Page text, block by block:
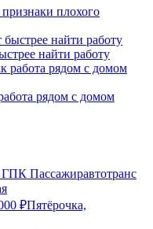
плохого
найти работу
рядом с домом
Пассажиравтотранс
₽Пятёрочка,